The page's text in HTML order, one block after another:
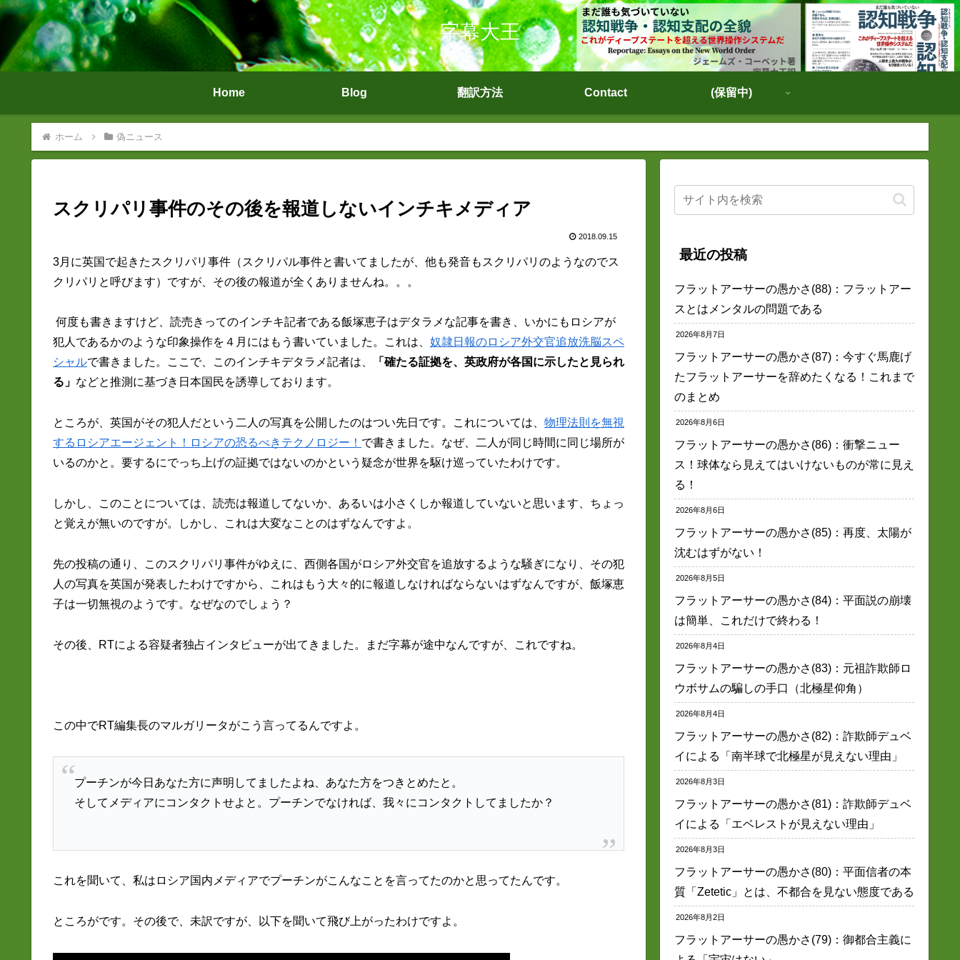
字幕大王
Home Blog 翻訳方法 Contact (保留中)
ホーム 偽ニュース
スクリパリ事件のその後を報道しないインチキメディア
2018.09.15
3月に英国で起きたスクリパリ事件（スクリパル事件と書いてましたが、他も発音もスクリパリのようなのでス
クリパリと呼びます）ですが、その後の報道が全くありませんね。。。
何度も書きますけど、読売きってのインチキ記者である飯塚恵子はデタラメな記事を書き、いかにもロシアが
犯人であるかのような印象操作を４月にはもう書いていました。これは、 奴隷日報のロシア外交官追放洗脳スペ
シャルで書きました。ここで、このインチキデタラメ記者は、
「確たる証拠を、英政府が各国に示したと見られ
る」 などと推測に基づき日本国民を誘導しております。
ところが、英国がその犯人だという二人の写真を公開したのはつい先日です。これについては、 物理法則を無視
するロシアエージェント！ロシアの恐るべきテクノロジー！ で書きました。なぜ、二人が同じ時間に同じ場所が
いるのかと。要するにでっち上げの証拠ではないのかという疑念が世界を駆け巡っていたわけです。
しかし、このことについては、読売は報道してないか、あるいは小さくしか報道していないと思います、ちょっ
と覚えが無いのですが。しかし、これは大変なことのはずなんですよ。
先の投稿の通り、このスクリパリ事件がゆえに、西側各国がロシア外交官を追放するような騒ぎになり、その犯
人の写真を英国が発表したわけですから、これはもう大々的に報道しなければならないはずなんですが、飯塚恵
子は一切無視のようです。なぜなのでしょう？
その後、RTによる容疑者独占インタビューが出てきました。まだ字幕が途中なんですが、これですね。
この中でRT編集長のマルガリータがこう言ってるんですよ。
プーチンが今日あなた方に声明してましたよね、あなた方をつきとめたと。
そしてメディアにコンタクトせよと。プーチンでなければ、我々にコンタクトしてましたか？
これを聞いて、私はロシア国内メディアでプーチンがこんなことを言ってたのかと思ってたんです。
ところがです。その後で、未訳ですが、以下を聞いて飛び上がったわけですよ。
最近の投稿
フラットアーサーの愚かさ(88)：フラットアー
スとはメンタルの問題である
2026年8月7日
フラットアーサーの愚かさ(87)：今すぐ馬鹿げ
たフラットアーサーを辞めたくなる！これまで
のまとめ
2026年8月6日
フラットアーサーの愚かさ(86)：衝撃ニュー
ス！球体なら見えてはいけないものが常に見え
る！
2026年8月6日
フラットアーサーの愚かさ(85)：再度、太陽が
沈むはずがない！
2026年8月5日
フラットアーサーの愚かさ(84)：平面説の崩壊
は簡単、これだけで終わる！
2026年8月4日
フラットアーサーの愚かさ(83)：元祖詐欺師ロ
ウボサムの騙しの手口（北極星仰角）
2026年8月4日
フラットアーサーの愚かさ(82)：詐欺師デュベ
イによる「南半球で北極星が見えない理由」
2026年8月3日
フラットアーサーの愚かさ(81)：詐欺師デュベ
イによる「エベレストが見えない理由」
2026年8月3日
フラットアーサーの愚かさ(80)：平面信者の本
質「Zetetic」とは、不都合を見ない態度である
2026年8月2日
フラットアーサーの愚かさ(79)：御都合主義に